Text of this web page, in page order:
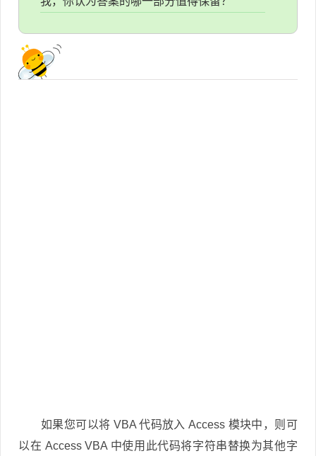
如果您可以将 VBA 代码放入 Access 模块中，则可
以在 Access VBA 中使用此代码将字符串替换为其他字